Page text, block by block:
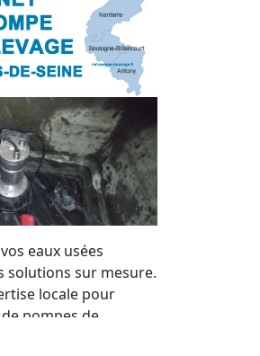
eaux usées
solutions sur mesure.
locale pour
pompes de